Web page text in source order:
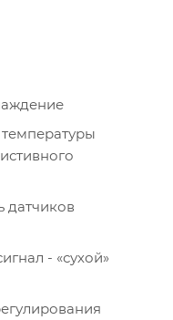
датчиков
- «сухой»